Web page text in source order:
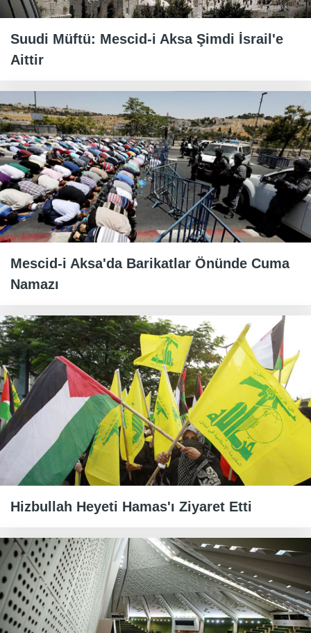
Suudi Müftü: Mescid-i Aksa Şimdi İsrail'e
Aittir
Mescid-i Aksa'da Barikatlar Önünde Cuma
Namazı
Hizbullah Heyeti Hamas'ı Ziyaret Etti